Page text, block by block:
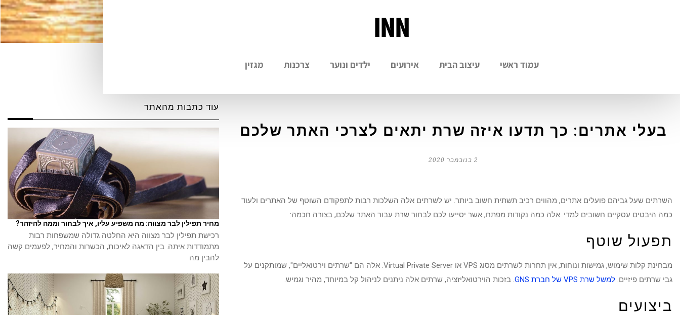
INN
עמוד ראשי עיצוב הבית אירועים ילדים ונוער צרכנות מגזין
בעלי אתרים: כך תדעו איזה שרת יתאים לצרכי האתר שלכם
2 בנובמבר 2020
השרתים שעל גביהם פועלים אתרים, מהווים רכיב תשתית חשוב ביותר. יש לשרתים אלה השלכות רבות לתפקודם השוטף של האתרים ולעוד
כמה היבטים עסקיים חשובים למדי. אלה כמה נקודות מפתח, אשר יסייעו לכם לבחור שרת עבור האתר שלכם, בצורה חכמה:
תפעול שוטף
מבחינת קלות שימוש, גמישות ונוחות, אין תחרות לשרתים מסוג VPS או Virtual Private Server. אלה הם "שרתים וירטואליים", שמותקנים על
גבי שרתים פיזיים. למשל שרת VPS של חברת GNS . בזכות הוירטואליזציה, שרתים אלה ניתנים לניהול קל במיוחד, מהיר וגמיש.
ביצועים
עוד כתבות מהאתר
מחיר תפילין לבר מצווה: מה משפיע עליו, איך לבחור וממה להיזהר?
רכישת תפילין לבר מצווה היא החלטה גדולה שמשפחות רבות
מתמודדות איתה. בין הדאגה לאיכות, הכשרות והמחיר, לפעמים קשה
להבין מה